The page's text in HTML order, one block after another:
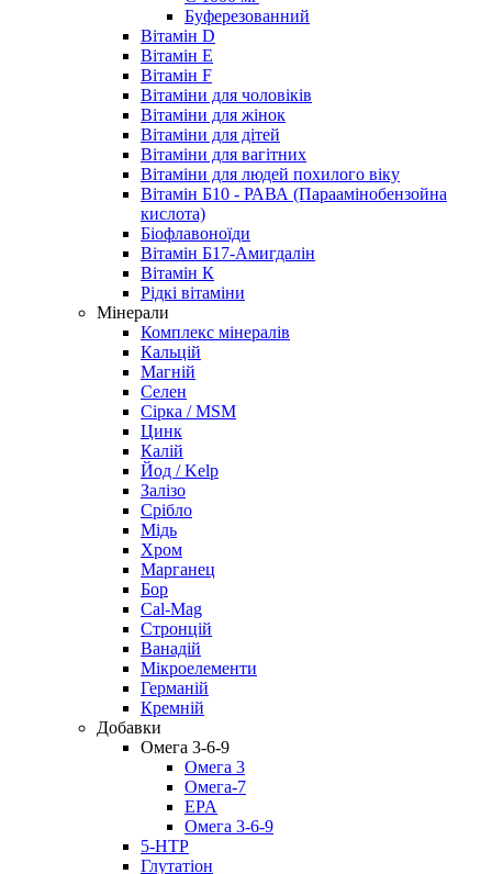
Буферезованний
Вітамін D
Вітамін E
Вітамін F
Вітаміни для чоловіків
Вітаміни для жінок
Вітаміни для дітей
Вітаміни для вагітних
Вітаміни для людей похилого віку
Вітамін Б10 - РАВА (Параамінобензойна
кислота)
Біофлавоноїди
Вітамін Б17-Амигдалін
Вітамін К
Рідкі вітаміни
Мінерали
Комплекс мінералів
Кальцій
Магній
Селен
Сірка / MSM
Цинк
Калій
Йод / Kelp
Залізо
Срібло
Мідь
Хром
Марганец
Бор
Cal-Mag
Стронцій
Ванадій
Мікроелементи
Германій
Кремній
Добавки
Омега 3-6-9
Омега 3
Омега-7
EPA
Омега 3-6-9
5-HTP
Глутатіон